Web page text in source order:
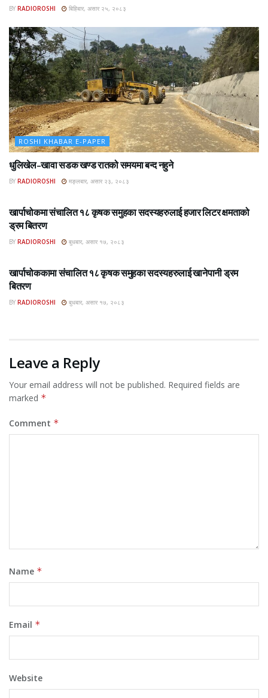
BY RADIOROSHI बिहिबार, असार २५, २०८३
ROSHI KHABAR E-PAPER
धुलिखेल–खावा सडक खण्ड रातको समयमा बन्द नहुने
BY RADIOROSHI मङ्लबार, असार २३, २०८३
खार्पाचोकमा संचालित १८ कृषक समुहका सदस्यहरुलाई हजार लिटर क्षमताको
ड्रम बितरण
BY RADIOROSHI बुधबार, असार १७, २०८३
खार्पाचोककामा संचालित १८ कृषक समुहका सदस्यहरुलाई खानेपानी ड्रम
बितरण
BY RADIOROSHI बुधबार, असार १७, २०८३
Leave a Reply
Your email address will not be published. Required fields are
marked *
Comment *
Name *
Email *
Website